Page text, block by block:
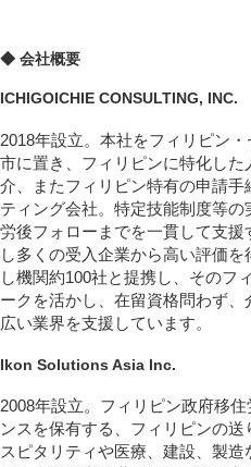
◆ 会社概要
ICHIGOICHIE CONSULTING, INC.
2018年設立。本社をフィリピン
市に置き、フィリピンに特化し
介、またフィリピン特有の申請
ティング会社。特定技能制度等
労後フォローまでを一貫して支
し多くの受入企業から高い評価
し機関約100社と提携し、そのフ
ークを活かし、在留資格問わず
広い業界を支援しています。
Ikon Solutions Asia Inc.
2008年設立。フィリピン政府移
ンスを保有する、フィリピンの
スピタリティや医療、建設、製